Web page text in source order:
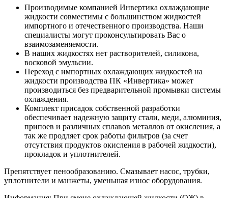
Производимые компанией Инвертика охлаждающие
жидкости совместимы с большинством жидкостей
импортного и отечественного производства. Наши
специалисты могут проконсультировать Вас о
взаимозаменяемости.
В наших жидкостях нет растворителей, силикона,
восковой эмульсии.
Переход с импортных охлаждающих жидкостей на
жидкости производства ПК «Инвертика» может
производиться без предварительной промывки системы
охлаждения.
Комплект присадок собственной разработки
обеспечивает надежную защиту стали, меди, алюминия,
припоев и различных сплавов металлов от окисления, а
так же продляет срок работы фильтров (за счет
отсутствия продуктов окисления в рабочей жидкости),
прокладок и уплотнителей.
Препятствует пенообразованию. Смазывает насос, трубки,
уплотнители и манжеты, уменьшая износ оборудования.